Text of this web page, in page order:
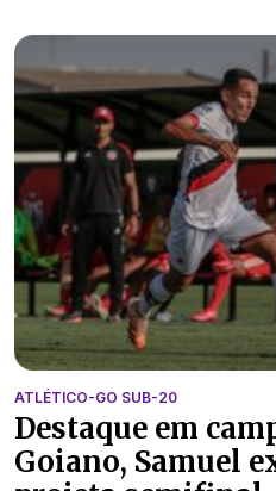
ATLÉTICO-GO SUB-20
Destaque em
Goiano, Samuel